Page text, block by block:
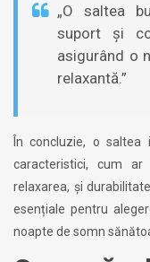
„O saltea
suport și
asigurând o
relaxantă.”
În concluzie, o saltea
caracteristici, cum
relaxarea, și
esențiale pentru
noapte de somn